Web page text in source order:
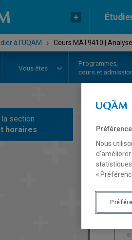
à l'UQAM › Cours MAT9410 |
Vous êtes
Programmes,
cours et
la section
horaires
Nous
«